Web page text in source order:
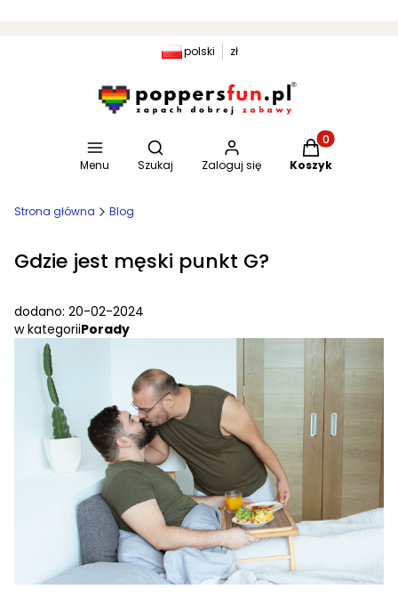
polski zł
Menu
Otwórz wyszukiwarkę
Szukaj Zaloguj się
Produkty w
Koszyk
Strona główna Blog
Gdzie jest męski punkt G?
dodano: 20-02-2024
w kategoriiPorady